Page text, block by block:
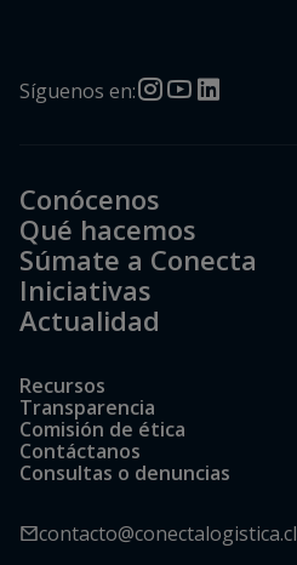
Síguenos en:
Conócenos
Qué hacemos
Súmate a Conecta
Iniciativas
Actualidad
Recursos
Transparencia
Comisión de ética
Contáctanos
Consultas o denuncias
contacto@conectalogistica.cl